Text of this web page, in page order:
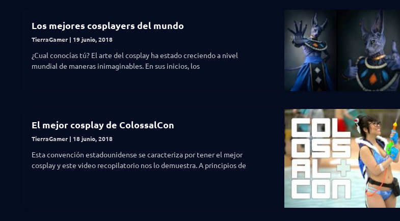
Los mejores cosplayers del mundo
TierraGamer 19 junio, 2018
¿Cual conocías tú? El arte del cosplay ha estado creciendo a nivel
mundial de maneras inimaginables. En sus inicios, los
El mejor cosplay de ColossalCon
TierraGamer 18 junio, 2018
Esta convención estadounidense se caracteriza por tener el mejor
cosplay y este video recopilatorio nos lo demuestra. A principios de